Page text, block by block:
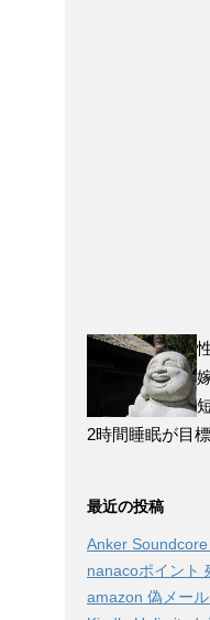
2時間睡眠が目標
最近の投稿
Anker
nanacoポイント
amazon 偽メー